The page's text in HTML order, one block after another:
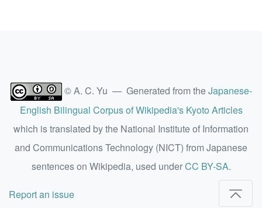
© A. C. Yu — Generated from theJapanese-
English Bilingual Corpus of Wikipedia's Kyoto Articles
which is translated by the National Institute of Information
and Communications Technology (NICT) from Japanese
sentences on Wikipedia, used underCC BY-SA.
Report an issue